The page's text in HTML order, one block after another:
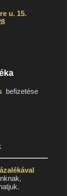
u. 15.
befizetése